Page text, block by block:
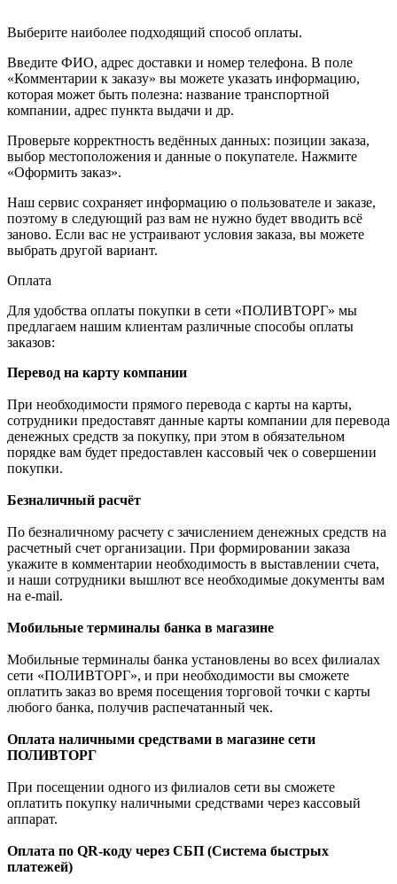
Выберите наиболее подходящий способ оплаты.
Введите ФИО, адрес доставки и номер телефона. В поле
«Комментарии к заказу» вы можете указать информацию,
которая может быть полезна: название транспортной
компании, адрес пункта выдачи и др.
Проверьте корректность ведённых данных: позиции заказа,
выбор местоположения и данные о покупателе. Нажмите
«Оформить заказ».
Наш сервис сохраняет информацию о пользователе и заказе,
поэтому в следующий раз вам не нужно будет вводить всё
заново. Если вас не устраивают условия заказа, вы можете
выбрать другой вариант.
Оплата
Для удобства оплаты покупки в сети «ПОЛИВТОРГ» мы
предлагаем нашим клиентам различные способы оплаты
заказов:
Перевод на карту компании
При необходимости прямого перевода с карты на карты,
сотрудники предоставят данные карты компании для перевода
денежных средств за покупку, при этом в обязательном
порядке вам будет предоставлен кассовый чек о совершении
покупки.
Безналичный расчёт
По безналичному расчету с зачислением денежных средств на
расчетный счет организации. При формировании заказа
укажите в комментарии необходимость в выставлении счета,
и наши сотрудники вышлют все необходимые документы вам
на e-mail.
Мобильные терминалы банка в магазине
Мобильные терминалы банка установлены во всех филиалах
сети «ПОЛИВТОРГ», и при необходимости вы сможете
оплатить заказ во время посещения торговой точки с карты
любого банка, получив распечатанный чек.
Оплата наличными средствами в магазине сети
ПОЛИВТОРГ
При посещении одного из филиалов сети вы сможете
оплатить покупку наличными средствами через кассовый
аппарат.
Оплата по QR-коду через СБП (Система быстрых
платежей)